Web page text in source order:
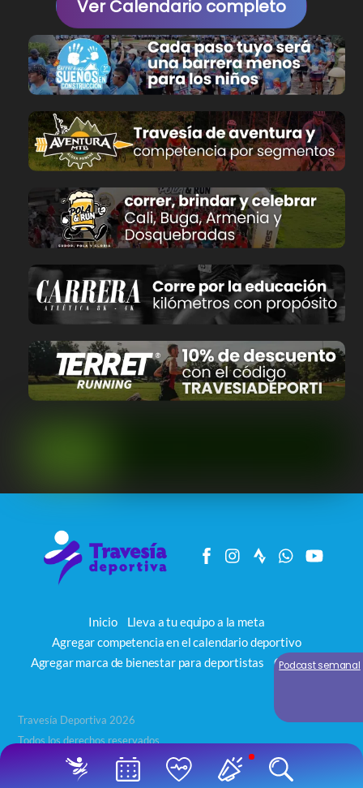
Ver Calendario completo
Inicio
Lleva a tu equipo a la meta
Agregar competencia en el calendario deportivo
Agregar marca de bienestar para deportistas
Contacto
Travesía Deportiva 2026
Todos los derechos reservados
Podcast semanal